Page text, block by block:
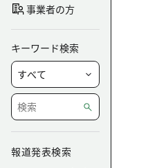
事業者の方
キーワード検索
報道発表検索